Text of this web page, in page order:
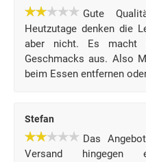
Gute
Heutzutage denken die
aber nicht. Es macht
Geschmacks aus. Also
beim Essen entfernen
Stefan
Das
Versand hingegen